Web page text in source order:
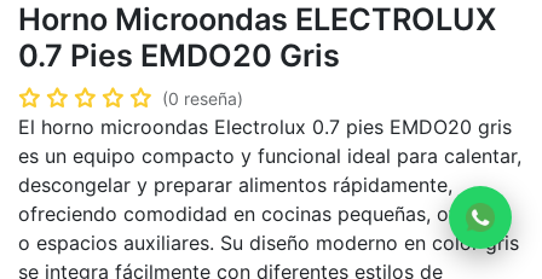
Horno Microondas ELECTROLUX
0.7 Pies EMDO20 Gris
(0 reseña)
El horno microondas Electrolux 0.7 pies EMDO20 gris
es un equipo compacto y funcional ideal para calentar,
descongelar y preparar alimentos rápidamente,
ofreciendo comodidad en cocinas pequeñas, oficinas
o espacios auxiliares. Su diseño moderno en color gris
se integra fácilmente con diferentes estilos de